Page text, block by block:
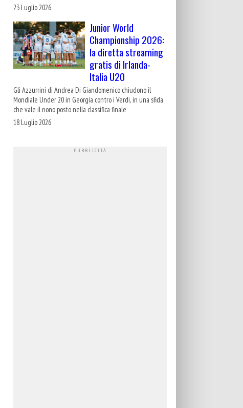
23 Luglio 2026
Junior World
Championship 2026:
la diretta streaming
gratis di Irlanda-
Italia U20
Gli Azzurrini di Andrea Di Giandomenico chiudono il
Mondiale Under 20 in Georgia contro i Verdi, in una sfida
che vale il nono posto nella classifica finale
18 Luglio 2026